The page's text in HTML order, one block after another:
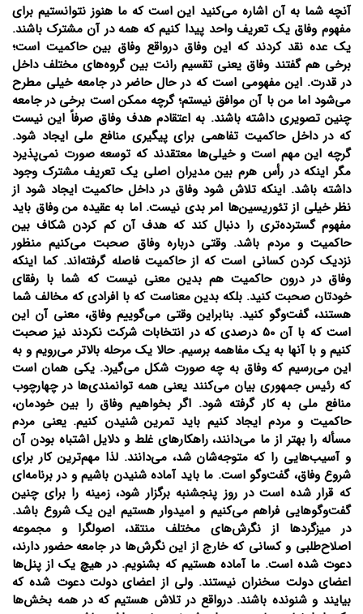
آنچه شما به آن اشاره می‌کنید این است که ما هنوز نتوانستیم برای
مفهوم وفاق یک تعریف واحد پیدا کنیم که همه در آن مشترک باشند.
یک عده نقد کردند که این وفاق درواقع وفاق بین حاکمیت است؛
برخی هم گفتند وفاق یعنی تقسیم رانت بین گروه‌های مختلف داخل
در قدرت. این مفهومی است که در حال حاضر در جامعه خیلی مطرح
می‌شود اما من با آن موافق نیستم؛ گرچه ممکن است برخی در جامعه
چنین تصویری داشته باشند. به اعتقادم هدف وفاق صرفاً این نیست
که در داخل حاکمیت تفاهمی برای پیگیری منافع ملی ایجاد شود.
گرچه این مهم است و خیلی‌ها معتقدند که توسعه صورت نمی‌پذیرد
مگر اینکه در رأس هرم بین مدیران اصلی یک تعریف مشترک وجود
داشته باشد. اینکه تلاش شود وفاق در داخل حاکمیت ایجاد شود از
نظر خیلی از تئوریسین‌ها امر بدی نیست. اما به عقیده من وفاق باید
مفهوم گسترده‌تری را دنبال کند که هدف آن کم کردن شکاف بین
حاکمیت و مردم باشد. وقتی درباره وفاق صحبت می‌کنیم منظور
نزدیک کردن کسانی است که از حاکمیت فاصله گرفته‌اند. کما اینکه
وفاق در درون حاکمیت هم بدین معنی نیست که شما با رفقای
خودتان صحبت کنید. بلکه بدین معناست که با افرادی که مخالف شما
هستند، گفت‌و‌گو کنید. بنابراین وقتی می‌گوییم وفاق، معنی آن این
است که با آن 50 درصدی که در انتخابات شرکت نکردند نیز صحبت
کنیم و با آنها به یک مفاهمه برسیم. حالا یک مرحله بالاتر می‌رویم و به
این می‌رسیم که وفاق به چه صورت شکل می‌گیرد. یکی همان است
که رئیس ‌جمهوری بیان می‌کنند یعنی همه توانمندی‌ها در چهارچوب
منافع ملی به کار گرفته شود. اگر بخواهیم وفاق را بین خودمان،
حاکمیت و مردم ایجاد کنیم باید تمرین شنیدن کنیم. یعنی مردم
مسأله را بهتر از ما می‌دانند، راهکارهای غلط و دلایل اشتباه بودن آن
و آسیب‌هایی را که متوجه‌شان شد، می‌دانند. لذا مهم‌ترین کار برای
شروع وفاق، گفت‌و‌گو است. ما باید آماده شنیدن باشیم و در برنامه‌ای
که قرار شده است در روز پنجشنبه برگزار شود، زمینه را برای چنین
گفت‌و‌گوهایی فراهم می‌کنیم و امیدوار هستیم این یک شروع باشد.
در میزگردها از نگرش‌های مختلف منتقد، اصولگرا و مجموعه
اصلاح‌طلبی و کسانی که خارج از این نگرش‌ها در جامعه حضور دارند،
دعوت شده است. ما آماده هستیم که بشنویم. در هیچ یک از پنل‌ها
اعضای دولت سخنران نیستند. ولی از اعضای دولت دعوت شده که
بیایند و شنونده باشند. درواقع در تلاش هستیم که در همه بخش‌ها